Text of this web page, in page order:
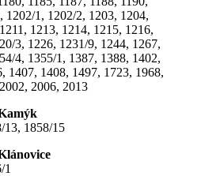
1202/1, 1202/2, 1203, 1204,
1213, 1214, 1215, 1216,
3, 1226, 1231/9, 1244, 1267,
4, 1355/1, 1387, 1388, 1402,
1407, 1408, 1497, 1723, 1968,
2006, 2013
13, 1858/15
1